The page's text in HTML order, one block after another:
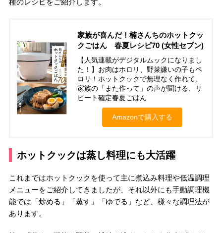
種のレシピをご紹介します。
家族が喜んだ！楠さんちのホットクッ
クごはん 春夏レシピ70 (女性セブン)
【人気連載がデジタルムックになりまし
た！】お肉はホロリ、野菜嫌いの子もペ
ロリ！ホットクックで無理なく作れて、
家族の「また作って」の声が聞ける、リ
ピート確定春夏ごはん
Amazonで購入する
ホットクックは蒸し料理にも大活躍
これまではホットクックを使って主に煮込み料理や低温調理
メニューをご紹介してきましたが、それ以外にも手動調理機
能では「炒める」「蒸す」「ゆでる」など、様々な調理法が
あります。